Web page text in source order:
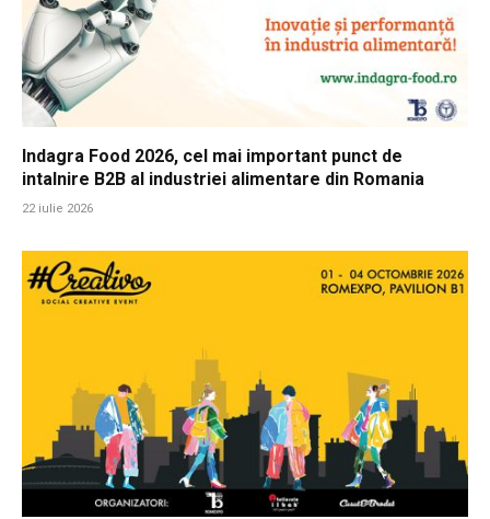
Indagra Food 2026, cel mai important punct de
intalnire B2B al industriei alimentare din Romania
22 iulie 2026